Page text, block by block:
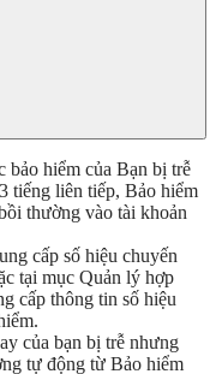
bảo hiểm của Bạn bị trễ
tiếng liên tiếp, Bảo hiểm
thường vào tài khoản
cấp số hiệu chuyến
tại mục Quản lý hợp
cấp thông tin số hiệu
của bạn bị trễ nhưng
tự động từ Bảo hiểm